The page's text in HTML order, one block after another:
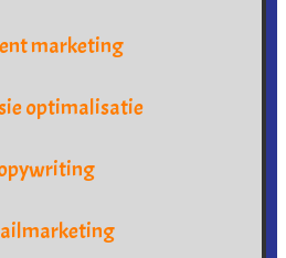
marketing
optimalisatie